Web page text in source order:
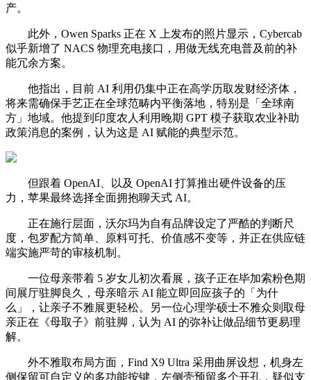
产。
此外，Owen Sparks 正在 X 上发布的照片显示，Cybercab
似乎新增了 NACS 物理充电接口，用做无线充电普及前的补
能冗余方案。
他指出，目前 AI 利用仍集中正在高学历取发财经济体，
将来需确保手艺正在全球范畴内平衡落地，特别是「全球南
方」地域。他提到印度农人利用晚期 GPT 模子获取农业补助
政策消息的案例，认为这是 AI 赋能的典型示范。
但跟着 OpenAI、以及 OpenAI 打算推出硬件设备的压
力，苹果最终选择全面拥抱聊天式 AI。
正在施行层面，沃尔玛为自有品牌设定了严酷的判断尺
度，包罗配方简单、原料可托、价值感不变等，并正在供应链
端实施严苛的审核机制。
一位母亲带着 5 岁女儿初次看展，孩子正在毕加索粉色期
间展厅驻脚良久，母亲暗示 AI 能立即回应孩子的「为什
么」，让亲子不雅展更轻松。另一位心理学硕士不雅众则取母
亲正在《母取子》前驻脚，认为 AI 的弥补让做品细节更易理
解。
外不雅取布局方面，Find X9 Ultra 采用曲屏设想，机身左
侧保留可自定义的多功能按键，左侧壳预留多个开孔，疑似支